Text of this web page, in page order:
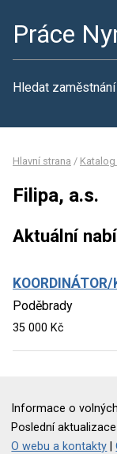
Práce
Hledat zaměstnání
Hlavní strana / Katalog
Filipa, a.s.
Aktuální
Poděbrady
35 000 Kč
Informace o
Poslední
O webu a kontakty |